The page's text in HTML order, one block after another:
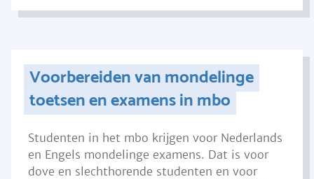
Voorbereiden van mondelinge
toetsen en examens in mbo
Studenten in het mbo krijgen voor Nederlands
en Engels mondelinge examens. Dat is voor
dove en slechthorende studenten en voor